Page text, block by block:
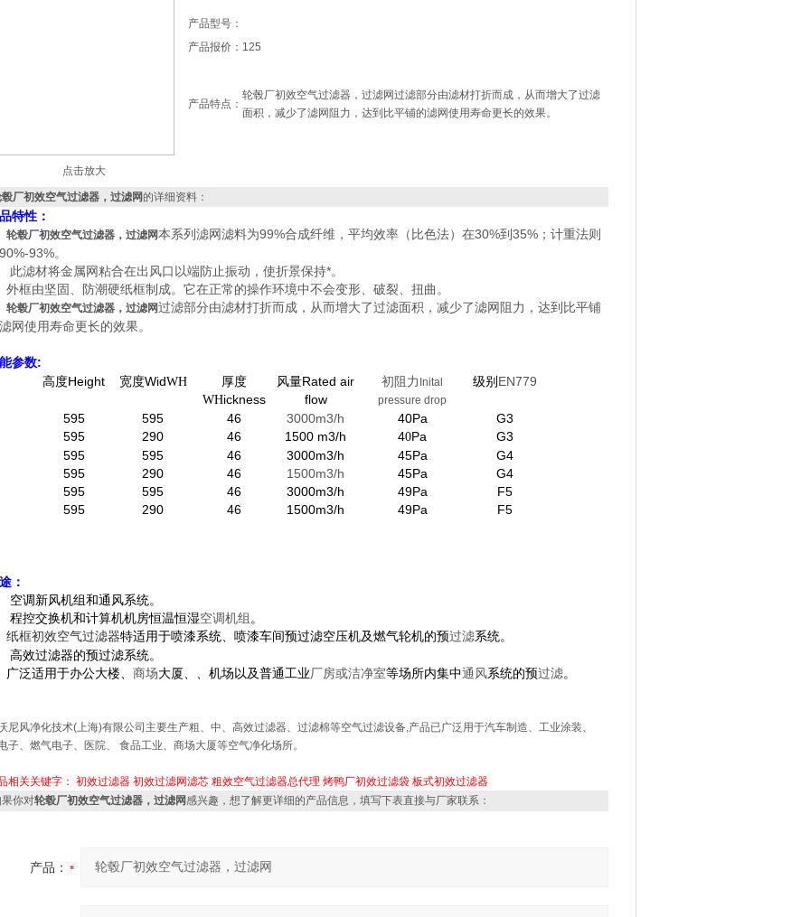
点击放大
产品型号：
产品报价： 125
产品特点：
轮毂厂初效空气过滤器，过滤网过滤部分由滤材打折而成，从而增大了过滤
面积，减少了滤网阻力，达到比平铺的滤网使用寿命更长的效果。
厂初效空气过滤器，过滤网的详细资料：
特性：
轮毂厂初效空气过滤器，过滤网本系列滤网滤料为99%合成纤维，平均效率（比色法）在30%到35%；计重法则
93%。
此滤材将金属网粘合在出风口以端防止振动，使折景保持*。
外框由坚固、防潮硬纸框制成。它在正常的操作环境中不会变形、破裂、扭曲。
轮毂厂初效空气过滤器，过滤网过滤部分由滤材打折而成，从而增大了过滤面积，减少了滤网阻力，达到比平铺
网使用寿命更长的效果。
参数:
高度Height
宽度WidWH 厚度
WHickness
风量Rated air
flow
初阻力 Inital
pressure drop
级别 EN779
595 595 46 3000m3/h 40Pa
G3
595
290 46 1500 m3/h 40Pa
G3
595
595 46 3000m3/h 45Pa
G4
595
290 46 1500m3/h 45Pa
G4
595
595 46 3000m3/h 49Pa
F5
595
290 46 1500m3/h 49Pa F5
：
空调新风机组和通风系统。
程控交换机和计算机机房恒温恒湿空调机组 。
纸框初效空气过滤器特适用于喷漆系统、喷漆车间预过滤空压机及燃气轮机的预过滤系统。
高效过滤器的预过滤系统。
广泛适用于办公大楼、 商场大厦、、机场以及普通工业厂房或洁净室等场所内集中通风系统的预过滤。
尼风净化技术(上海)有限公司主要生产粗、中、高效过滤器、过滤棉等空气过滤设备,产品已广泛用于汽车制造、工业涂装、
子、燃气电子、医院、 食品工业、商场大厦等空气净化场所。
相关关键字： 初效过滤器 初效过滤网滤芯 粗效空气过滤器总代理 烤鸭厂初效过滤袋 板式初效过滤器
你对轮毂厂初效空气过滤器，过滤网感兴趣，想了解更详细的产品信息，填写下表直接与厂家联系：
产品：